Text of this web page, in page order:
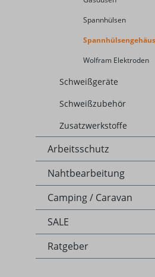
Spannhülsen
Wolfram Elektroden
Schweißgeräte
Schweißzubehör
Zusatzwerkstoffe
Arbeitsschutz
Nahtbearbeitung
Camping / Caravan
SALE
Ratgeber